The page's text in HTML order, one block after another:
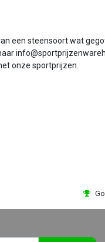
een steensoort wat
onze sportprijzen.